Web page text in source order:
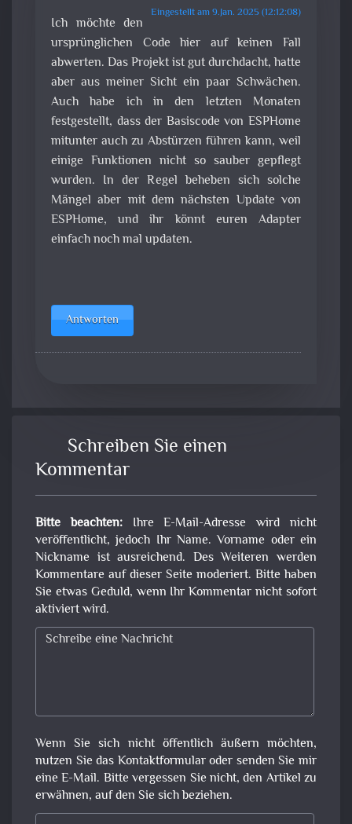
Eingestellt am 9.Jan. 2025 (12:12:08)
Ich möchte den
ursprünglichen Code hier auf keinen Fall
abwerten. Das Projekt ist gut durchdacht, hatte
aber aus meiner Sicht ein paar Schwächen.
Auch habe ich in den letzten Monaten
festgestellt, dass der Basiscode von ESPHome
mitunter auch zu Abstürzen führen kann, weil
einige Funktionen nicht so sauber gepflegt
wurden. In der Regel beheben sich solche
Mängel aber mit dem nächsten Update von
ESPHome, und ihr könnt euren Adapter
einfach noch mal updaten.
Antworten
Schreiben Sie einen
Kommentar
Bitte beachten:Ihre E-Mail-Adresse wird nicht
veröffentlicht, jedoch Ihr Name. Vorname oder ein
Nickname ist ausreichend. Des Weiteren werden
Kommentare auf dieser Seite moderiert. Bitte haben
Sie etwas Geduld, wenn Ihr Kommentar nicht sofort
aktiviert wird.
Wenn Sie sich nicht öffentlich äußern möchten,
nutzen Sie das Kontaktformular oder senden Sie mir
eine E-Mail. Bitte vergessen Sie nicht, den Artikel zu
erwähnen, auf den Sie sich beziehen.